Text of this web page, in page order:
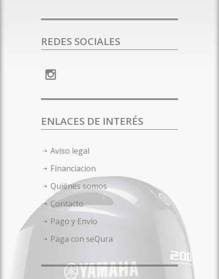
REDES SOCIALES
ENLACES DE INTERÉS
Aviso legal
Financiacion
Quiénes somos
Contacto
Pago y Envío
Paga con seQura